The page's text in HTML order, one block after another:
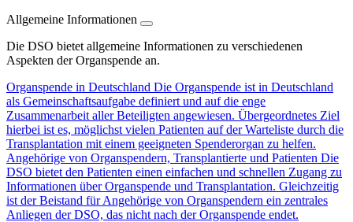
Allgemeine Informationen
Die DSO bietet allgemeine Informationen zu verschiedenen
Aspekten der Organspende an.
Organspende in Deutschland Die Organspende ist in Deutschland
als Gemeinschaftsaufgabe definiert und auf die enge
Zusammenarbeit aller Beteiligten angewiesen. Übergeordnetes Ziel
hierbei ist es, möglichst vielen Patienten auf der Warteliste durch die
Transplantation mit einem geeigneten Spenderorgan zu helfen.
Angehörige von Organspendern, Transplantierte und Patienten Die
DSO bietet den Patienten einen einfachen und schnellen Zugang zu
Informationen über Organspende und Transplantation. Gleichzeitig
ist der Beistand für Angehörige von Organspendern ein zentrales
Anliegen der DSO, das nicht nach der Organspende endet.